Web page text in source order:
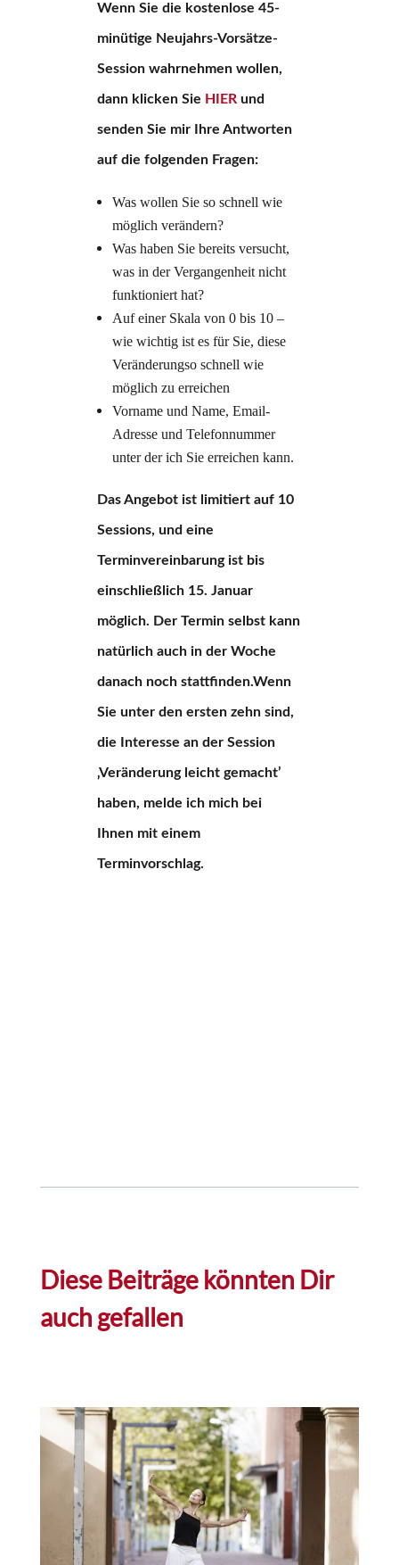
Wenn Sie die kostenlose 45-
minütige Neujahrs-Vorsätze-
Session wahrnehmen wollen,
dann klicken Sie HIER und
senden Sie mir Ihre Antworten
auf die folgenden Fragen:
Was wollen Sie so schnell wie
möglich verändern?
Was haben Sie bereits versucht,
was in der Vergangenheit nicht
funktioniert hat?
Auf einer Skala von 0 bis 10 –
wie wichtig ist es für Sie, diese
Veränderungso schnell wie
möglich zu erreichen
Vorname und Name, Email-
Adresse und Telefonnummer
unter der ich Sie erreichen kann.
Das Angebot ist limitiert auf 10
Sessions, und eine
Terminvereinbarung ist bis
einschließlich 15. Januar
möglich. Der Termin selbst kann
natürlich auch in der Woche
danach noch stattfinden.Wenn
Sie unter den ersten zehn sind,
die Interesse an der Session
‚Veränderung leicht gemacht’
haben, melde ich mich bei
Ihnen mit einem
Terminvorschlag.
Diese Beiträge könnten Dir
auch gefallen